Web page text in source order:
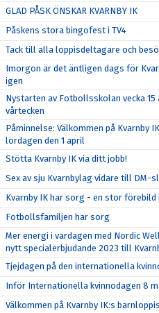
GLAD PÅSK ÖNSKAR KVARNBY IK
Påskens stora bingofest i TV4
Tack till alla loppisdeltagare och
Imorgon är det äntligen dags för
igen
Nystarten av Fotbollsskolan vecka
vårtecken
Påminnelse: Välkommen på Kvarnby
lördagen den 1 april
Stötta Kvarnby IK via ditt jobb!
Sex av sju Kvarnbylag vidare till DM-
Kvarnby IK har sorg - en stor förebild
Fotbollsfamiljen har sorg
Mer energi i vardagen med Nordic
nytt specialerbjudande 2023 till
Tjejdagen på den internationella
Inför Internationella kvinnodagen 8
Välkommen på Kvarnby IK:s